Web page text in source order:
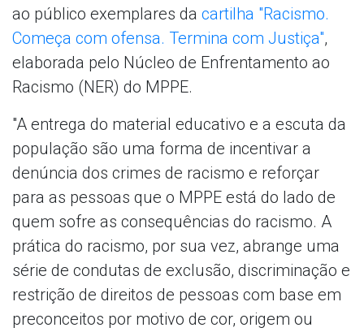
ao público exemplares da cartilha "Racismo.
Começa com ofensa. Termina com Justiça",
elaborada pelo Núcleo de Enfrentamento ao
Racismo (NER) do MPPE.
"A entrega do material educativo e a escuta da
população são uma forma de incentivar a
denúncia dos crimes de racismo e reforçar
para as pessoas que o MPPE está do lado de
quem sofre as consequências do racismo. A
prática do racismo, por sua vez, abrange uma
série de condutas de exclusão, discriminação e
restrição de direitos de pessoas com base em
preconceitos por motivo de cor, origem ou